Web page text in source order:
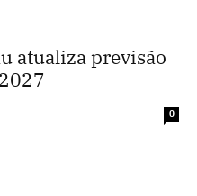
atualiza previsão
0